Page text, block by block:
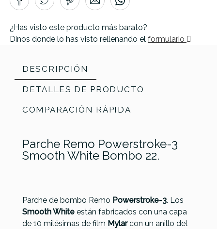
¿Has visto este producto más barato?
Dinos donde lo has visto rellenando el formulario
DESCRIPCIÓN
DETALLES DE PRODUCTO
COMPARACIÓN RÁPIDA
Parche Remo Powerstroke-3
Smooth White Bombo 22.
Parche de bombo Remo Powerstroke-3. Los
Smooth White están fabricados con una capa
de 10 milésimas de film Mylarcon un anillo del
ReferenciaPARCPERREM098
Remo
Remo
Pinstripe
Evans
EQ3